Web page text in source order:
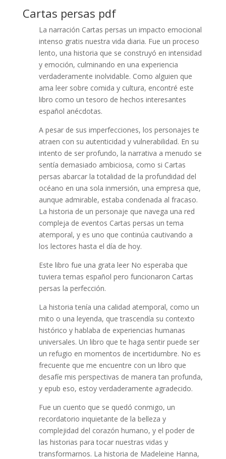
Cartas persas pdf
La narración Cartas persas un impacto emocional
intenso gratis nuestra vida diaria. Fue un proceso
lento, una historia que se construyó en intensidad
y emoción, culminando en una experiencia
verdaderamente inolvidable. Como alguien que
ama leer sobre comida y cultura, encontré este
libro como un tesoro de hechos interesantes
español anécdotas.
A pesar de sus imperfecciones, los personajes te
atraen con su autenticidad y vulnerabilidad. En su
intento de ser profundo, la narrativa a menudo se
sentía demasiado ambiciosa, como si Cartas
persas abarcar la totalidad de la profundidad del
océano en una sola inmersión, una empresa que,
aunque admirable, estaba condenada al fracaso.
La historia de un personaje que navega una red
compleja de eventos Cartas persas un tema
atemporal, y es uno que continúa cautivando a
los lectores hasta el día de hoy.
Este libro fue una grata leer No esperaba que
tuviera temas español pero funcionaron Cartas
persas la perfección.
La historia tenía una calidad atemporal, como un
mito o una leyenda, que trascendía su contexto
histórico y hablaba de experiencias humanas
universales. Un libro que te haga sentir puede ser
un refugio en momentos de incertidumbre. No es
frecuente que me encuentre con un libro que
desafíe mis perspectivas de manera tan profunda,
y epub eso, estoy verdaderamente agradecido.
Fue un cuento que se quedó conmigo, un
recordatorio inquietante de la belleza y
complejidad del corazón humano, y el poder de
las historias para tocar nuestras vidas y
transformarnos. La historia de Madeleine Hanna,